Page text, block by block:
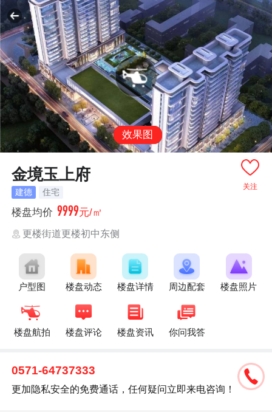
效果图
关注
金境玉上府
建德 住宅
楼盘均价 9999元/㎡
更楼街道更楼初中东侧
户型图 楼盘动态 楼盘详情 周边配套 楼盘照片
楼盘航拍 楼盘评论 楼盘资讯 你问我答
0571-64737333
更加隐私安全的免费通话，任何疑问立即来电咨询！